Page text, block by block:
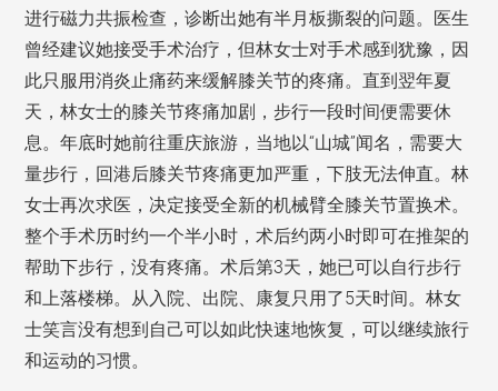
进行磁力共振检查，诊断出她有半月板撕裂的问题。医生
曾经建议她接受手术治疗，但林女士对手术感到犹豫，因
此只服用消炎止痛药来缓解膝关节的疼痛。直到翌年夏
天，林女士的膝关节疼痛加剧，步行一段时间便需要休
息。年底时她前往重庆旅游，当地以“山城”闻名，需要大
量步行，回港后膝关节疼痛更加严重，下肢无法伸直。林
女士再次求医，决定接受全新的机械臂全膝关节置换术。
整个手术历时约一个半小时，术后约两小时即可在推架的
帮助下步行，没有疼痛。术后第3天，她已可以自行步行
和上落楼梯。从入院、出院、康复只用了5天时间。林女
士笑言没有想到自己可以如此快速地恢复，可以继续旅行
和运动的习惯。